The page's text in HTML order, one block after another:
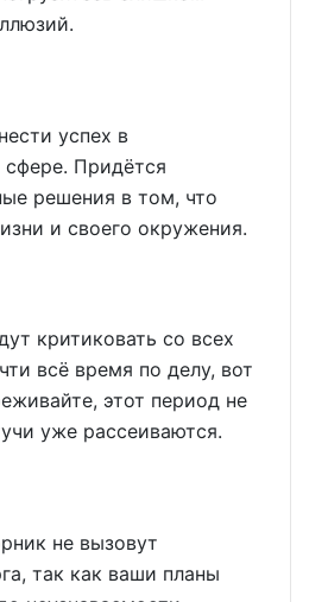
успех в
Придётся
решения в том, что
и своего окружения.
критиковать со всех
всё время по делу, вот
этот период не
уже рассеиваются.
не вызовут
так как ваши планы